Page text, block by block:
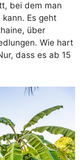
bei dem man
Es geht
über
Wie hart
dass es ab 15